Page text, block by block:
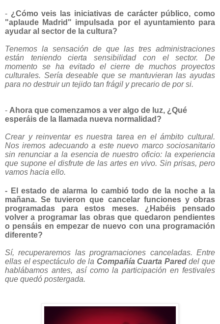
- ¿Cómo veis las iniciativas de carácter público, como
"aplaude Madrid" impulsada por el ayuntamiento para
ayudar al sector de la cultura?
Tenemos la sensación de que las tres administraciones
están teniendo cierta sensibilidad con el sector. De
momento se ha evitado el cierre de muchos proyectos
culturales. Sería deseable que se mantuvieran las ayudas
para no destruir un tejido tan frágil y precario de por si.
- Ahora que comenzamos a ver algo de luz, ¿Qué
esperáis de la llamada nueva normalidad?
Crear y reinventar es nuestra tarea en el ámbito cultural.
Nos iremos adecuando a este nuevo marco sociosanitario
sin renunciar a la esencia de nuestro oficio: la experiencia
que supone el disfrute de las artes en vivo. Sin prisas, pero
vamos hacia ello.
- El estado de alarma lo cambió todo de la noche a la
mañana. Se tuvieron que cancelar funciones y obras
programadas para estos meses. ¿Habéis pensado
volver a programar las obras que quedaron pendientes
o pensáis en empezar de nuevo con una programación
diferente?
Sí, recuperaremos las programaciones canceladas. Entre
ellas el espectáculo de la Compañía Cuarta Pareddel que
hablábamos antes, así como la participación en festivales
que quedó postergada.